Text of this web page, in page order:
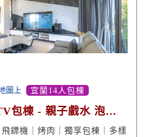
圖上 宜蘭14人包棟
包棟 - 親子戲水 泡澡
鏢機｜烤肉｜獨享包棟｜多樣